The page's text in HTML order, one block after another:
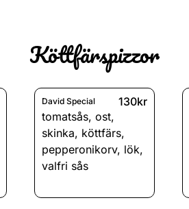
Köttfärspizzor
David Special
130kr
tomatsås,ost,
skinka, köttfärs,
pepperonikorv, lök,
valfri sås